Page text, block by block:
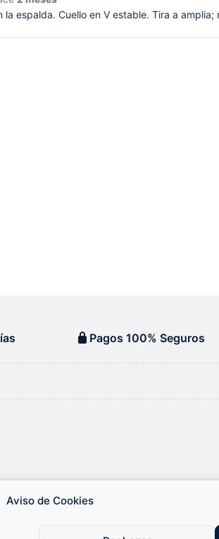
Aviso de Cookies
la espalda. Cuello en V estable. Tira a amplia;
Pagos 100% Seguros